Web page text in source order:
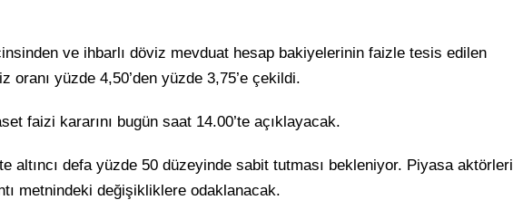
ve ihbarlı döviz mevduat hesap bakiyelerinin faizle tesis edilen
oranı yüzde 4,50’den yüzde 3,75’e çekildi.
faizi kararını bugün saat 14.00’te açıklayacak.
altıncı defa yüzde 50 düzeyinde sabit tutması bekleniyor. Piyasa aktörleri
metnindeki değişikliklere odaklanacak.